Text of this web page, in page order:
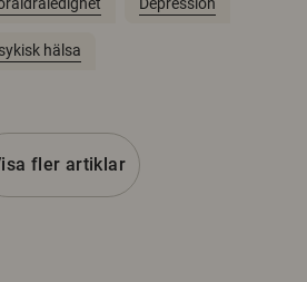
Depression
hälsa
fler artiklar